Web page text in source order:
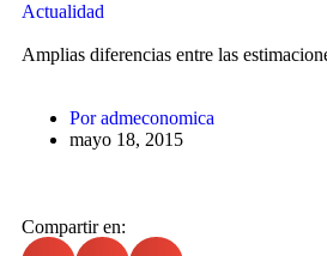
Actualidad
Amplias diferencias entre las
Poradmeconomica
mayo 18, 2015
Compartir en: